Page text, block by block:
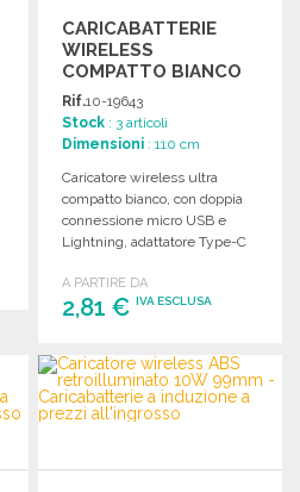
CARICABATTERIE
WIRELESS
COMPATTO BIANCO
CON ADATTATORE
TYPE-C
Rif.10-19643
Stock : 3 articoli
Dimensioni : 110 cm
Caricatore wireless ultra
compatto bianco, con doppia
connessione micro USB e
Lightning, adattatore Type-C
A PARTIRE DA
2,81 €IVA ESCLUSA
ORDINARE
Richiedi un preventivo